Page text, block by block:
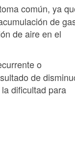
común, ya
de
de aire en el
o
de
dificultad para